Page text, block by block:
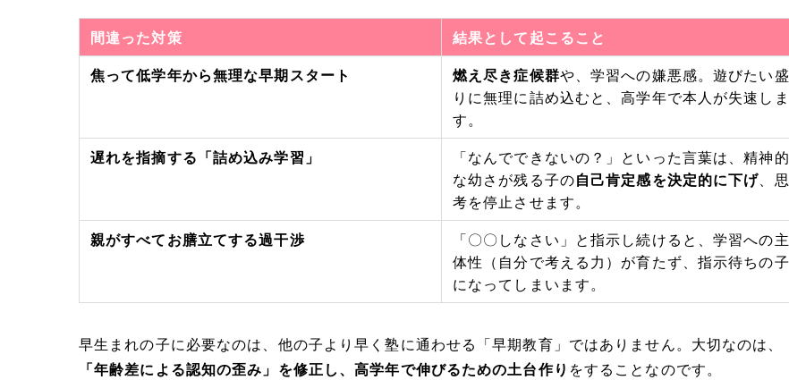
間違った対策
結果として起こること
焦って低学年から無理な早期スタート
燃え尽き症候群や、学習への嫌悪感。遊びたい盛
りに無理に詰め込むと、高学年で本人が失速しま
す。
遅れを指摘する「詰め込み学習」
「なんでできないの？」といった言葉は、精神的
な幼さが残る子の自己肯定感を決定的に下げ、思
考を停止させます。
親がすべてお膳立てする過干渉
「〇〇しなさい」と指示し続けると、学習への主
体性（自分で考える力）が育たず、指示待ちの子
になってしまいます。
早生まれの子に必要なのは、他の子より早く塾に通わせる「早期教育」ではありません。大切なのは、
「年齢差による認知の歪み」を修正し、高学年で伸びるための土台作り をすることなのです。